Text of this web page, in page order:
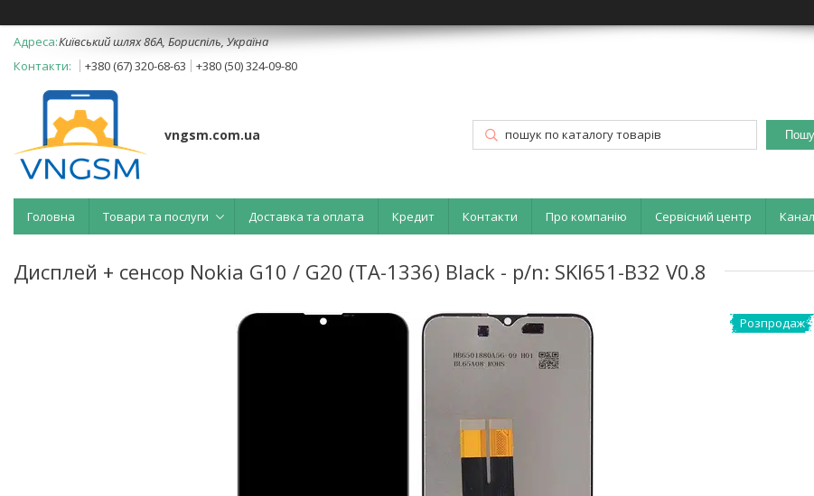
Київський шлях 86А, Бориспіль, Україна
+380 (67) 320-68-63
+380 (50) 324-09-80
vngsm.com.ua
Головна Товари та послуги Доставка та оплата Кредит Контакти Про компанію Сервісний центр
Дисплей + сенсор Nokia G10 / G20 (TA-1336) Black - p/n: SKI651-B32 V0.8
Розпродаж